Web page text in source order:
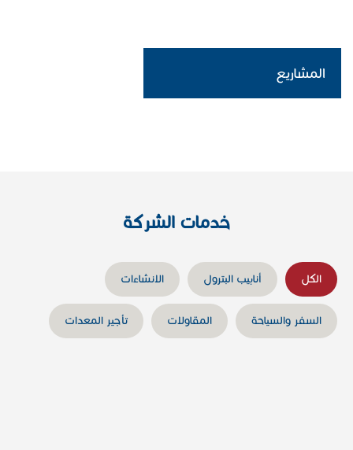
المشاريع
خدمات الشركة
الكل أنابيب البترول الانشاءات
السفر والسياحة المقاولات تأجير المعدات